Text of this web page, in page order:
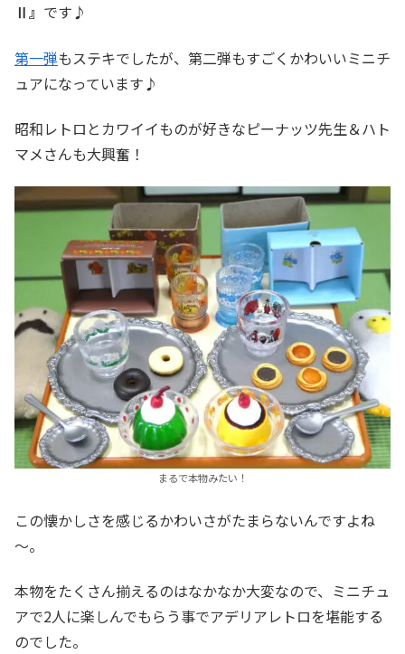
Ⅱ』 です♪
第一弾もステキでしたが、第二弾もすごくかわいいミニチ
ュアになっています♪
昭和レトロとカワイイものが好きなピーナッツ先生＆ハト
マメさんも大興奮！
まるで本物みたい！
この懐かしさを感じるかわいさがたまらないんですよね
～。
本物をたくさん揃えるのはなかなか大変なので、ミニチュ
アで2人に楽しんでもらう事でアデリアレトロを堪能する
のでした。